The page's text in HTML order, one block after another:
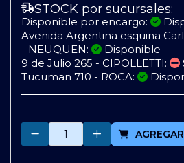
STOCK por sucursales:
Disponible por encargo:
Avenida Argentina esquina
- NEUQUEN:
Disponible
9 de Julio 265 - CIPOLLETTI:
Tucuman 710 - ROCA:
AGREGAR